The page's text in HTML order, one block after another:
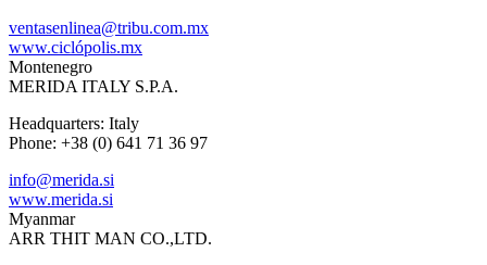
ventasenlinea@tribu.com.mx
www.ciclópolis.mx
Montenegro
MERIDA ITALY S.P.A.
Headquarters: Italy
Phone: +38 (0) 641 71 36 97
info@merida.si
www.merida.si
Myanmar
ARR THIT MAN CO.,LTD.